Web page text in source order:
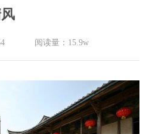
阅读量：15.9w